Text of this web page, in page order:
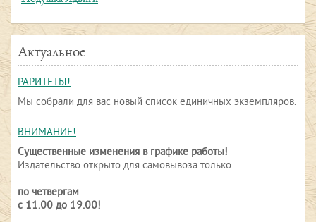
Актуальное
РАРИТЕТЫ!
Мы собрали для вас новый список единичных экземпляров.
ВНИМАНИЕ!
Существенные изменения в графике работы!
Издательство открыто для самовывоза только
по четвергам
с 11.00 до 19.00!